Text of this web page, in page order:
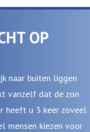
OP
naar buiten liggen
vanzelf dat de zon
heeft u 3 keer zoveel
mensen kiezen voor